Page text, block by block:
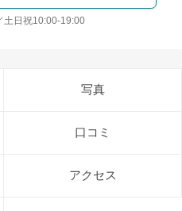
土日祝10:00-19:00
写真
口コミ
アクセス